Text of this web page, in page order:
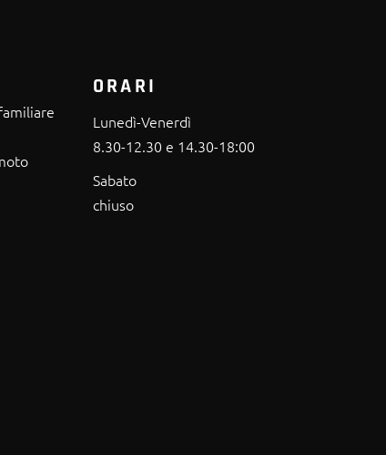
ORARI
Lunedì-Venerdì
8.30-12.30 e 14.30-18:00
Sabato
chiuso